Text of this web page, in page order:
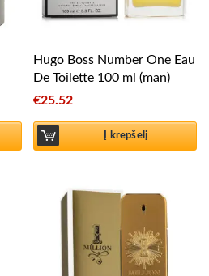
Hugo Boss Number One Eau
De Toilette 100 ml (man)
€25.52
Į krepšelį